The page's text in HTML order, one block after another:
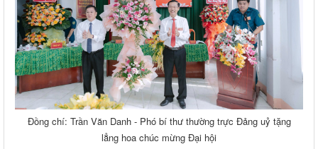
Đồng chí: Trần Văn Danh - Phó bí thư thường trực Đảng uỷ tặng
lẳng hoa chúc mừng Đại hội